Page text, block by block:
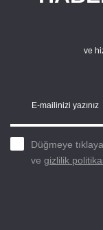
ve
E-mailinizi yazınız
Düğmeye
ve gizlilik